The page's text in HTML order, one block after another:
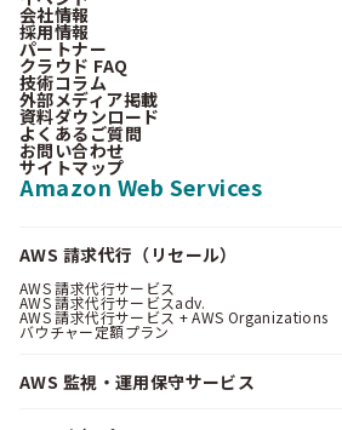
会社情報
採用情報
パートナー
クラウド FAQ
技術コラム
外部メディア掲載
資料ダウンロード
よくあるご質問
お問い合わせ
サイトマップ
Amazon Web Services
AWS 請求代行（リセール）
AWS 請求代行サービス
AWS 請求代行サービスadv.
AWS 請求代行サービス + AWS Organizations
バウチャー定額プラン
AWS 監視・運用保守サービス